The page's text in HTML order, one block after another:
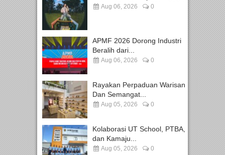
Aug 06, 2026 0
APMF 2026 Dorong Industri
Beralih dari...
Aug 06, 2026 0
Rayakan Perpaduan Warisan
Dan Semangat...
Aug 05, 2026 0
Kolaborasi UT School, PTBA,
dan Kamaju...
Aug 05, 2026 0